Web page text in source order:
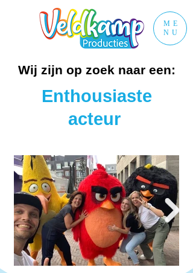
ME
NU
Wij zijn op zoek naar een:
Enthousiaste
acteur